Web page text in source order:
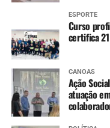
ESPORTE
Curso
certifica
CANOAS
Ação
atuação